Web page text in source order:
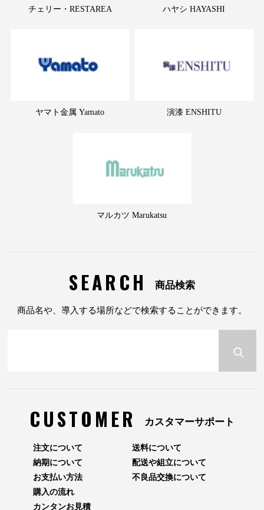
チェリー・RESTAREA ハヤシ HAYASHI
ヤマト金属 Yamato 演漆 ENSHITU
マルカツ Marukatsu
SEARCH 商品検索
商品名や、導入する場所などで検索することができます。
CUSTOMER カスタマーサポート
注文について
納期について
お支払い方法
送料について
配送や組立について
不良品交換について
購入の流れ
カンタンお見積